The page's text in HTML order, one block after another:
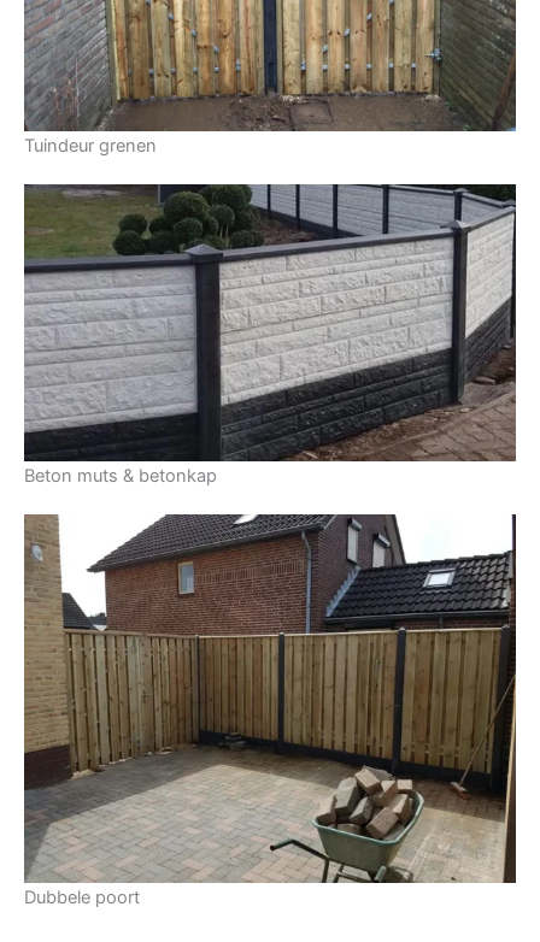
Tuindeur grenen
Beton muts & betonkap
Dubbele poort